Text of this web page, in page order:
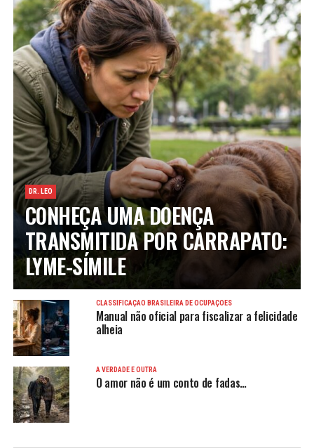
DR. LEO
CONHEÇA UMA DOENÇA
TRANSMITIDA POR CARRAPATO:
LYME-SÍMILE
CLASSIFICAÇÃO BRASILEIRA DE OCUPAÇÕES
Manual não oficial para fiscalizar a felicidade
alheia
A VERDADE É OUTRA
O amor não é um conto de fadas…